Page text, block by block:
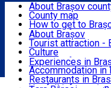
Română
BRAȘOV
EXPERIENCES
DESTINATIONS
About Brașov
County map
How to get to
Tourist Information
Tourist Guides
Brașov Tourism
Historical tourist
What would a
Tourism news
About Brașov
Tourist attraction -
Culture
Tourist
Accommodation in
Restaurants in
Experiences in